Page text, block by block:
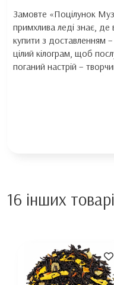
Замовте «Поцілунок
примхлива леді знає,
купити з доставленням
цілий кілограм, щоб
поганий настрій –
16 інших